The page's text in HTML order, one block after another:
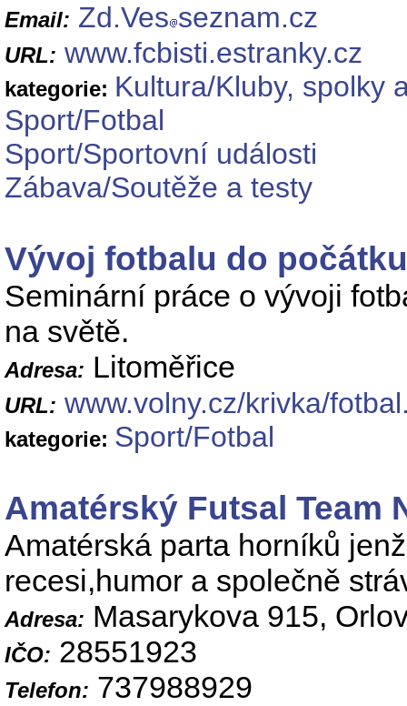
Email: Zd.Ves seznam.cz
URL: www.fcbisti.estranky.cz
kategorie: Kultura/Kluby, spolky
Sport/Fotbal
Sport/Sportovní události
Zábava/Soutěže a testy
Vývoj fotbalu do
Seminární práce o vývoji
na světě.
Adresa: Litoměřice
URL: www.volny.cz/krivka/
kategorie: Sport/Fotbal
Amatérský Futsal Team
Amatérská parta horníků
recesi,humor a společně
Adresa: Masarykova 915,
IČO: 28551923
Telefon: 737988929